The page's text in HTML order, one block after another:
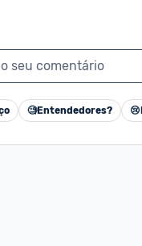
seu comentário
🧐Entendedores? 😢